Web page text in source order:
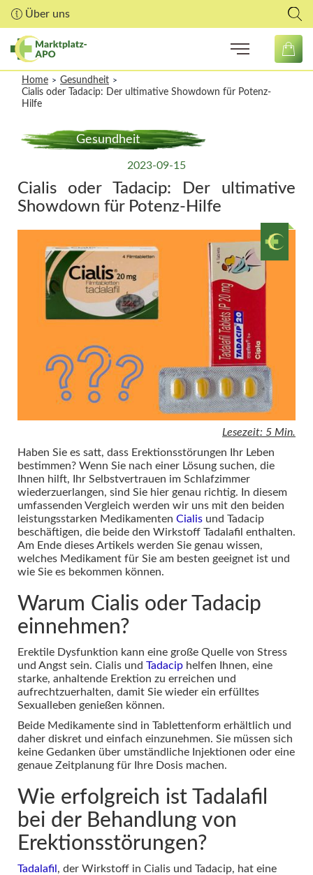
Über uns
Home > Gesundheit >
Cialis oder Tadacip: Der ultimative Showdown für Potenz-
Hilfe
Gesundheit
2023-09-15
Cialis oder Tadacip: Der ultimative
Showdown für Potenz-Hilfe
Lesezeit: 5 Min.
Haben Sie es satt, dass Erektionsstörungen Ihr Leben
bestimmen? Wenn Sie nach einer Lösung suchen, die
Ihnen hilft, Ihr Selbstvertrauen im Schlafzimmer
wiederzuerlangen, sind Sie hier genau richtig. In diesem
umfassenden Vergleich werden wir uns mit den beiden
leistungsstarken Medikamenten Cialis und Tadacip
beschäftigen, die beide den Wirkstoff Tadalafil enthalten.
Am Ende dieses Artikels werden Sie genau wissen,
welches Medikament für Sie am besten geeignet ist und
wie Sie es bekommen können.
Warum Cialis oder Tadacip
einnehmen?
Erektile Dysfunktion kann eine große Quelle von Stress
und Angst sein. Cialis und Tadacip helfen Ihnen, eine
starke, anhaltende Erektion zu erreichen und
aufrechtzuerhalten, damit Sie wieder ein erfülltes
Sexualleben genießen können.
Beide Medikamente sind in Tablettenform erhältlich und
daher diskret und einfach einzunehmen. Sie müssen sich
keine Gedanken über umständliche Injektionen oder eine
genaue Zeitplanung für Ihre Dosis machen.
Wie erfolgreich ist Tadalafil
bei der Behandlung von
Erektionsstörungen?
Tadalafil , der Wirkstoff in Cialis und Tadacip, hat eine